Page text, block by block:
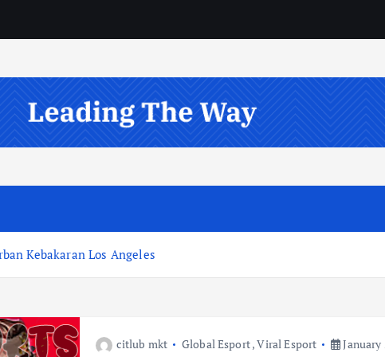
Kebakaran Los Angeles
citlub mkt Global Esport,Viral Esport January